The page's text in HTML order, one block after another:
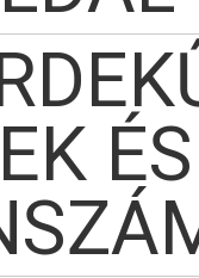
ÉS